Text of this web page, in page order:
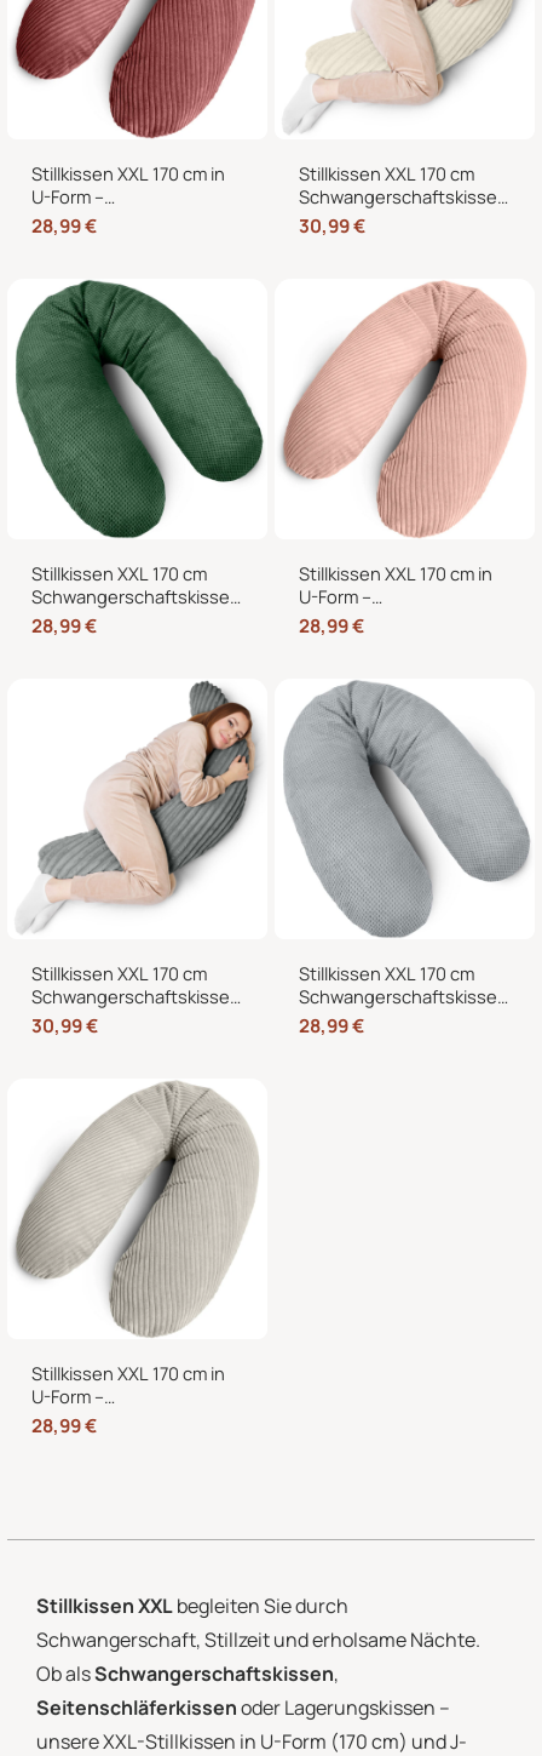
Stillkissen XXL 170 cm in
U-Form –
Schwangerschaftskissen,
Seitenschläferkissen und
Bezug
28,99€
Stillkissen XXL 170 cm
Schwangerschaftskissen
Seitenschläferkissen U-
Form – Lagerungskissen
abnehmbarem Bezug
30,99€
Stillkissen XXL 170 cm
Schwangerschaftskissen
Seitenschläferkissen U-
Form mit abnehmbarem
28,99€
Stillkissen XXL 170 cm in
U-Form –
Schwangerschaftskissen,
Seitenschläferkissen und
Bezug
28,99€
Stillkissen XXL 170 cm
Schwangerschaftskissen
Seitenschläferkissen U-
Form – Lagerungskissen
abnehmbarem Bezug
30,99€
Stillkissen XXL 170 cm
Schwangerschaftskissen
Seitenschläferkissen U-
Form mit abnehmbarem
28,99€
Stillkissen XXL 170 cm in
U-Form –
Schwangerschaftskissen,
Seitenschläferkissen und
28,99€
Stillkissen XXLbegleiten Sie durch
Schwangerschaft, Stillzeit und erholsame Nächte.
Ob alsSchwangerschaftskissen,
Seitenschläferkissenoder Lagerungskissen –
unsere XXL-Stillkissen in U-Form (170 cm) und J-